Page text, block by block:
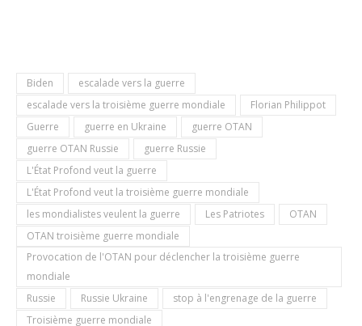
Biden
escalade vers la guerre
escalade vers la troisième guerre mondiale
Florian Philippot
Guerre
guerre en Ukraine
guerre OTAN
guerre OTAN Russie
guerre Russie
L'État Profond veut la guerre
L'État Profond veut la troisième guerre mondiale
les mondialistes veulent la guerre
Les Patriotes
OTAN
OTAN troisième guerre mondiale
Provocation de l'OTAN pour déclencher la troisième guerre
mondiale
Russie
Russie Ukraine
stop à l'engrenage de la guerre
Troisième guerre mondiale